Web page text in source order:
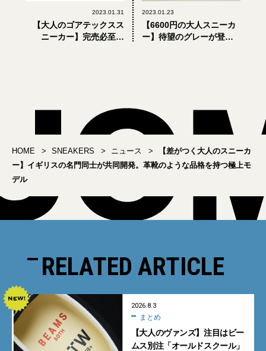
2023.01.31
【大人のゴアテックスス
ニーカー】完売必至。
2023.01.23
【6600円の大人スニーカ
ー】待望のグレーが登
HOME SNEAKERS ニュース
【差がつく大人のスニーカ
ー】イギリスの名門同士が共同開発。革靴のような品格を持つ極上モ
デル
RELATED ARTICLE
2026.8.3
まとめ
【大人のヴァンズ】注目はビー
ムス別注「オールドスクール」